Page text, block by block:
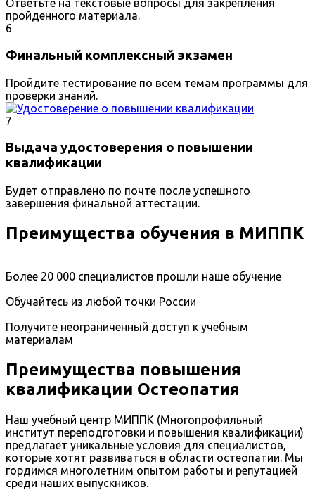
Ответьте на текстовые вопросы для закрепления
пройденного материала.
6
Финальный комплексный экзамен
Пройдите тестирование по всем темам программы для
проверки знаний.
7
Выдача удостоверения о повышении
квалификации
Будет отправлено по почте после успешного
завершения финальной аттестации.
Преимущества обучения в МИППК
Более 20 000 специалистов прошли наше обучение
Обучайтесь из любой точки России
Получите неограниченный доступ к учебным
материалам
Преимущества повышения
квалификации Остеопатия
Наш учебный центр МИППК (Многопрофильный
институт переподготовки и повышения квалификации)
предлагает уникальные условия для специалистов,
которые хотят развиваться в области остеопатии. Мы
гордимся многолетним опытом работы и репутацией
среди наших выпускников.